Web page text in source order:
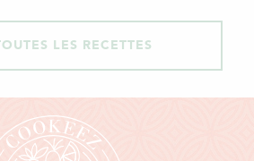
LES RECETTES